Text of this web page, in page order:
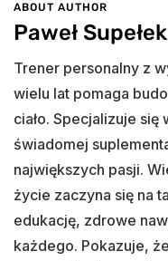
ABOUT AUTHOR
Paweł Supełek
Trener personalny z
wielu lat pomaga
ciało. Specjalizuje się
świadomej
największych pasji.
życie zaczyna się na
edukację, zdrowe
każdego. Pokazuje,